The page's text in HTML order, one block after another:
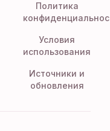
Политика
Условия
использования
Источники и
обновления